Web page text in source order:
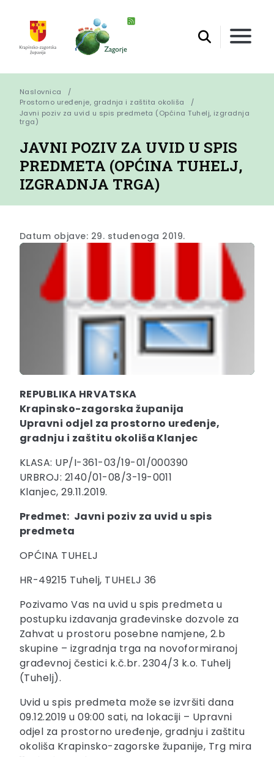
Naslovnica
Prostorno uređenje, gradnja i zaštita okoliša
Javni poziv za uvid u spis predmeta (Općina Tuhelj, izgradnja
trga)
JAVNI POZIV ZA UVID U SPIS
PREDMETA (OPĆINA TUHELJ,
IZGRADNJA TRGA)
Datum objave: 29. studenoga 2019.
REPUBLIKA HRVATSKA
Krapinsko-zagorska županija
Upravni odjel za prostorno uređenje,
gradnju i zaštitu okoliša Klanjec
KLASA: UP/I-361-03/19-01/000390
URBROJ: 2140/01-08/3-19-0011
Klanjec, 29.11.2019.
Predmet: Javni poziv za uvid u spis
predmeta
OPĆINA TUHELJ
HR-49215 Tuhelj, TUHELJ 36
Pozivamo Vas na uvid u spis predmeta u
postupku izdavanja građevinske dozvole za
Zahvat u prostoru posebne namjene, 2.b
skupine – izgradnja trga na novoformiranoj
građevnoj čestici k.č.br. 2304/3 k.o. Tuhelj
(Tuhelj).
Uvid u spis predmeta može se izvršiti dana
09.12.2019 u 09:00 sati, na lokaciji – Upravni
odjel za prostorno uređenje, gradnju i zaštitu
okoliša Krapinsko-zagorske županije, Trg mira